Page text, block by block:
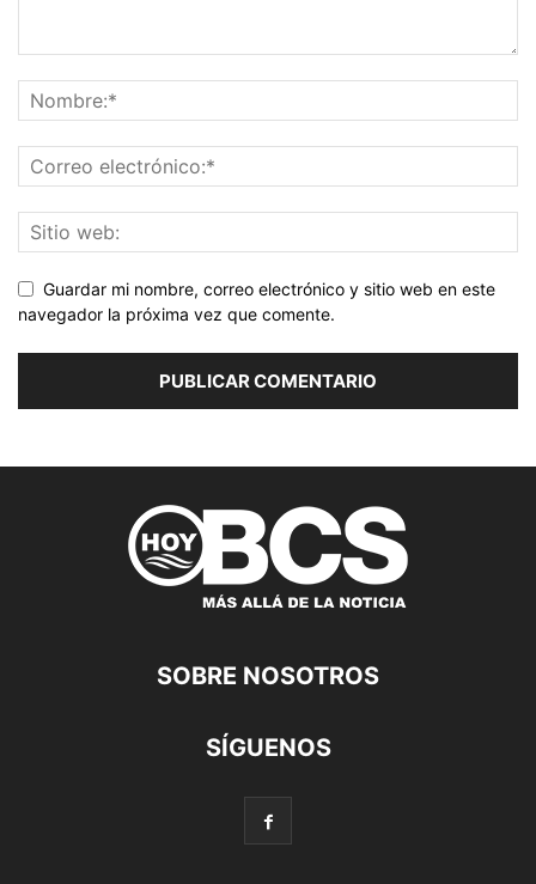
Guardar mi nombre, correo electrónico y sitio web en este
navegador la próxima vez que comente.
SOBRE NOSOTROS
SÍGUENOS